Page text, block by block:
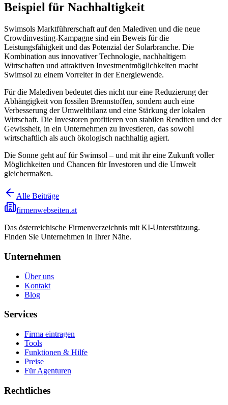
Beispiel für Nachhaltigkeit
Swimsols Marktführerschaft auf den Malediven und die neue
Crowdinvesting-Kampagne sind ein Beweis für die
Leistungsfähigkeit und das Potenzial der Solarbranche. Die
Kombination aus innovativer Technologie, nachhaltigem
Wirtschaften und attraktiven Investmentmöglichkeiten macht
Swimsol zu einem Vorreiter in der Energiewende.
Für die Malediven bedeutet dies nicht nur eine Reduzierung der
Abhängigkeit von fossilen Brennstoffen, sondern auch eine
Verbesserung der Umweltbilanz und eine Stärkung der lokalen
Wirtschaft. Die Investoren profitieren von stabilen Renditen und der
Gewissheit, in ein Unternehmen zu investieren, das sowohl
wirtschaftlich als auch ökologisch nachhaltig agiert.
Die Sonne geht auf für Swimsol – und mit ihr eine Zukunft voller
Möglichkeiten und Chancen für Investoren und die Umwelt
gleichermaßen.
Alle Beiträge
firmenwebseiten.at
Das österreichische Firmenverzeichnis mit KI-Unterstützung.
Finden Sie Unternehmen in Ihrer Nähe.
Unternehmen
Über uns
Kontakt
Blog
Services
Firma eintragen
Tools
Funktionen & Hilfe
Preise
Für Agenturen
Rechtliches